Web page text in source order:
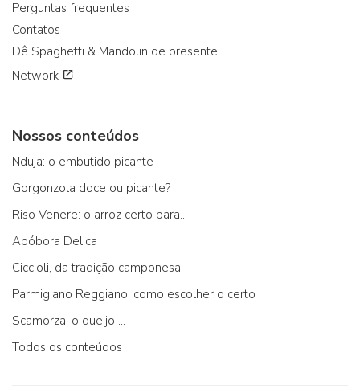
Perguntas frequentes
Contatos
Dê Spaghetti & Mandolin de presente
Network
Nossos conteúdos
Nduja: o embutido picante
Gorgonzola doce ou picante?
Riso Venere: o arroz certo para...
Abóbora Delica
Ciccioli, da tradição camponesa
Parmigiano Reggiano: como escolher o certo
Scamorza: o queijo ...
Todos os conteúdos